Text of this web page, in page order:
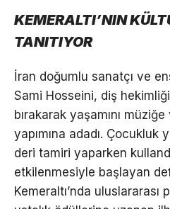
KEMERALTI’NIN
TANITIYOR
İran doğumlu sanatçı ve
Sami Hosseini, diş
bırakarak yaşamını
yapımına adadı. Çocukluk
deri tamiri yaparken
etkilenmesiyle başlayan
Kemeraltı’nda